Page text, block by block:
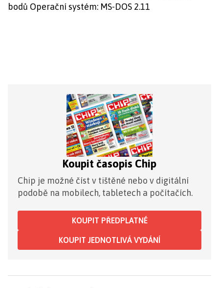
bodů Operační systém: MS-DOS 2.11
Koupit časopis Chip
Chip je možné číst v tištěné nebo v digitální
podobě na mobilech, tabletech a počítačích.
KOUPIT PŘEDPLATNÉ
KOUPIT JEDNOTLIVÁ VYDÁNÍ